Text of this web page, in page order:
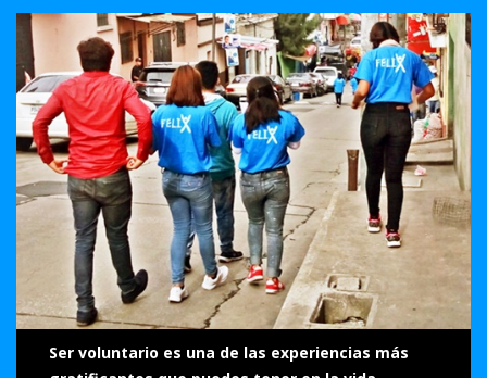
Ser voluntario es una de las experiencias más